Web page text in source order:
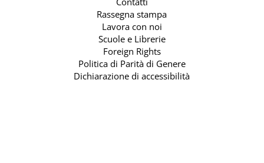
Rassegna stampa
Lavora con noi
Scuole e Librerie
Foreign Rights
Politica di Parità di Genere
Dichiarazione di accessibilità